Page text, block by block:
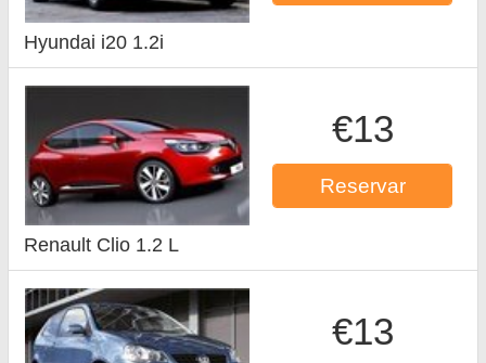
Hyundai i20 1.2i
€13
Reservar
Renault Clio 1.2 L
€13